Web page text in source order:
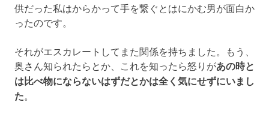
供だった私はからかって手を繋ぐとはにかむ男が面白か
ったのです。
それがエスカレートしてまた関係を持ちました。もう、
奥さん知られたらとか、これを知ったら怒りがあの時と
は比べ物にならないはずだとかは全く気にせずにいまし
た